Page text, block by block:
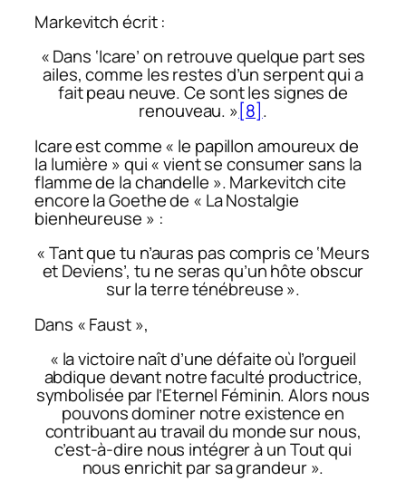
Markevitch écrit :
« Dans ‘Icare’ on retrouve quelque part ses
ailes, comme les restes d’un serpent qui a
fait peau neuve. Ce sont les signes de
renouveau. »[8].
Icare est comme « le papillon amoureux de
la lumière » qui « vient se consumer sans la
flamme de la chandelle ». Markevitch cite
encore la Goethe de « La Nostalgie
bienheureuse » :
« Tant que tu n’auras pas compris ce ‘Meurs
et Deviens’, tu ne seras qu’un hôte obscur
sur la terre ténébreuse ».
Dans « Faust »,
« la victoire naît d’une défaite où l’orgueil
abdique devant notre faculté productrice,
symbolisée par l’Eternel Féminin. Alors nous
pouvons dominer notre existence en
contribuant au travail du monde sur nous,
c’est-à-dire nous intégrer à un Tout qui
nous enrichit par sa grandeur ».